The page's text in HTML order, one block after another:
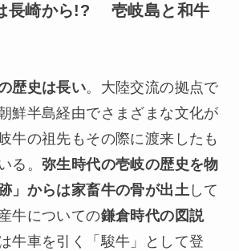
長崎から!? 壱岐島と和牛
歴史は長い。大陸交流の拠点で
鮮半島経由でさまざまな文化が
牛の祖先もその際に渡来したも
る。 弥生時代の壱岐の歴史を物
」からは家畜牛の骨が出土して
牛についての鎌倉時代の図説
牛車を引く「駿牛」として登